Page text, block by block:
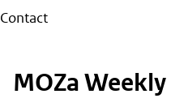
Contact
MOZa